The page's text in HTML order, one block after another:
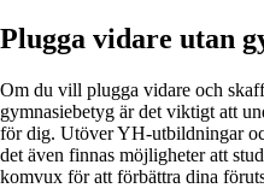
Plugga vidare utan
Om du vill plugga vidare och
gymnasiebetyg är det viktigt att
för dig. Utöver YH-utbildningar
det även finnas möjligheter att
komvux för att förbättra dina